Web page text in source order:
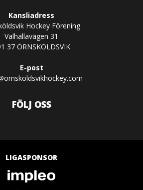
Kansliadress
Hockey Förening
Valhallavägen 31
37 ÖRNSKÖLDSVIK
E-post
FÖLJ OSS
LIGASPONSOR